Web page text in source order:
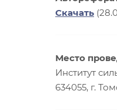
Скачать
Место
Институт
634055, г.